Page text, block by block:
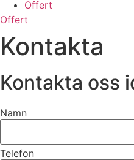
Offert
Offert
Kontakta
Kontakta oss
Namn
Telefon